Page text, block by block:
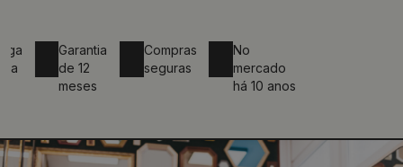
Garantia
de 12
meses
Compras
seguras
mercado
há 10 anos